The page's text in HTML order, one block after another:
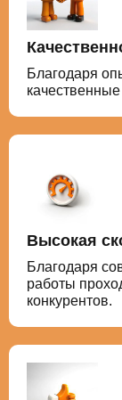
Благодаря
Высокая
Благодаря
работы
конкурентов.